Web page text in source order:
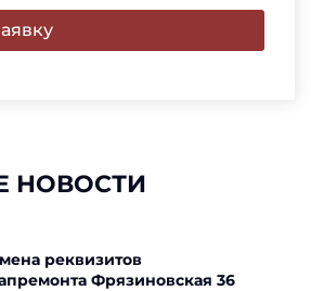
НОВОСТИ
реквизитов
Фрязиновская 36